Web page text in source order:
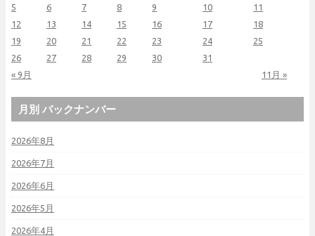
« 9月 11月 »
5
6 7 8 9 10
11
12
13 14 15 16 17
18
19
20 21 22 23 24
25
26
27 28 29 30 31
月別 バックナンバー
2026年8月
2026年7月
2026年6月
2026年5月
2026年4月